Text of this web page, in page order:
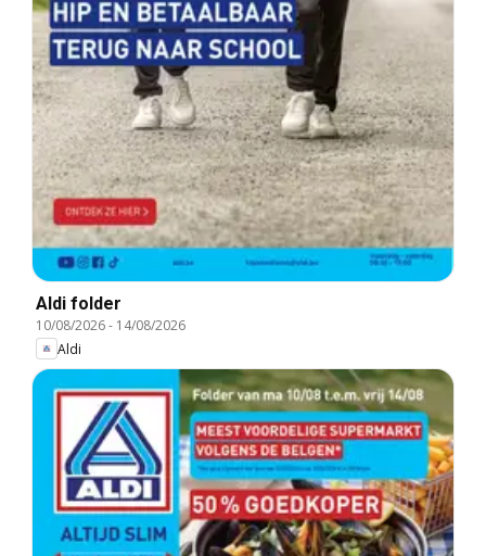
Aldi folder
10/08/2026- 14/08/2026
Aldi